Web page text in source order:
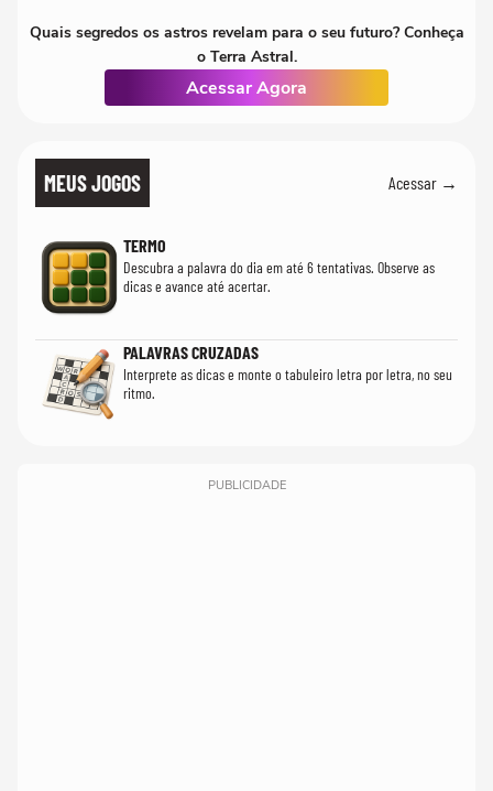
Quais segredos os astros revelam para o seu futuro? Conheça
o Terra Astral.
Acessar Agora
MEUS JOGOS Acessar →
TERMO
Descubra a palavra do dia em até 6 tentativas. Observe as
dicas e avance até acertar.
PALAVRAS CRUZADAS
Interprete as dicas e monte o tabuleiro letra por letra, no seu
ritmo.
PUBLICIDADE